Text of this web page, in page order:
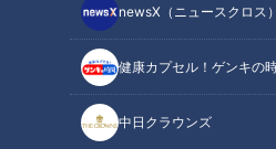
newsX（ニュースクロス）
健康カプセル！ゲンキの
中日クラウンズ
記事に